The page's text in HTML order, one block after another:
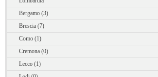
Bergamo (3)
Brescia (7)
Como (1)
Cremona (0)
Lecco (1)